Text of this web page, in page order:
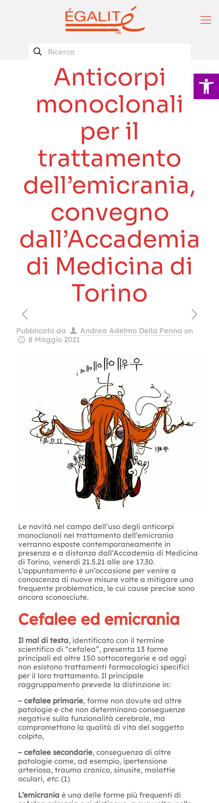
Apri la
Anticorpi
monoclonali
per il
trattamento
dell’emicrania,
convegno
dall’Accademia
di Medicina di
Torino
Pubblicato da Andrea Adelmo Della Penna on
8 Maggio 2021
Le novità nel campo dell’uso degli anticorpi
monoclonali nel trattamento dell’emicrania
verranno esposte contemporaneamente in
presenza e a distanza dall’Accademia di Medicina
di Torino, venerdì 21.5.21 alle ore 17.30.
L’appuntamento è un’occasione per venire a
conoscenza di nuove misure volte a mitigare una
frequente problematica, le cui cause precise sono
ancora sconosciute.
Cefalee ed emicrania
Il mal di testa, identificato con il termine
scientifico di “cefalea”, presenta 13 forme
principali ed oltre 150 sottocategorie e ad oggi
non esistono trattamenti farmacologici specifici
per il loro trattamento. Il principale
raggruppamento prevede la distinzione in:
– cefalee primarie, forme non dovute ad altre
patologie e che non determinano conseguenze
negative sulla funzionalità cerebrale, ma
compromettono la qualità di vita del soggetto
colpito,
– cefalee secondarie, conseguenza di altre
patologie come, ad esempio, ipertensione
arteriosa, trauma cranico, sinusite, malattie
oculari, etc. (1)
L’emicrania è una delle forme più frequenti di